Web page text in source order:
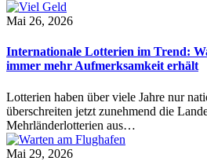
Mai 26, 2026
Internationale Lotterien im Trend:
immer mehr Aufmerksamkeit erhält
Lotterien haben über viele Jahre nur
überschreiten jetzt zunehmend die
Mehrländerlotterien aus…
Mai 29, 2026